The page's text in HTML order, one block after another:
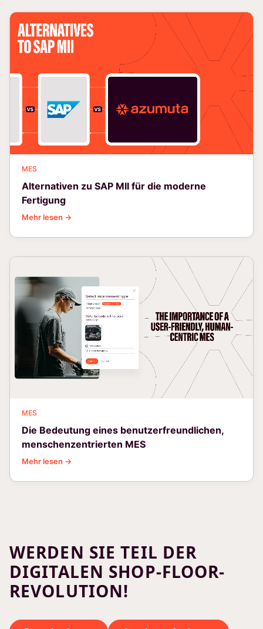
MES
Alternativen zu SAP MII für die moderne
Fertigung
Mehr lesen →
MES
Die Bedeutung eines benutzerfreundlichen,
menschenzentrierten MES
Mehr lesen →
WERDEN SIE TEIL DER
DIGITALEN SHOP-FLOOR-
REVOLUTION!